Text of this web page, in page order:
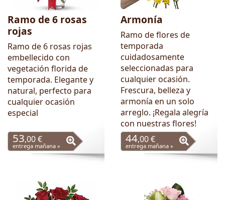
Ramo de 6 rosas
rojas
Ramo de 6 rosas rojas
embellecido con
vegetación florida de
temporada. Elegante y
natural, perfecto para
cualquier ocasión
especial
53,00 €
entrega mañana »
Armonía
Ramo de flores de
temporada
cuidadosamente
seleccionadas para
cualquier ocasión.
Frescura, belleza y
armonía en un solo
arreglo. ¡Regala alegría
con nuestras flores!
44,00 €
entrega mañana »